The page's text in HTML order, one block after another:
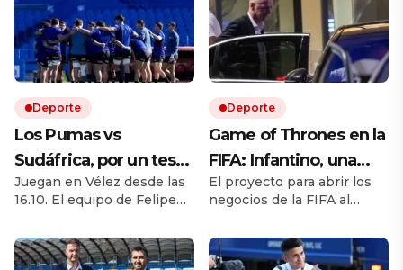
Deporte
Los Pumas vs
Sudáfrica, por un test
match EN VIVO: a qué
hora juegan,
formaciones y cómo
ver el partido
Juegan en Vélez desde las
16.10. El equipo de Felipe
cuatro debutantes. Por
ESPN y Disney +
Deporte
Game of Thrones en la
FIFA: Infantino, una
rebelión en marcha y
la batalla por el trono
El proyecto para abrir los
negocios de la FIFA al
fuerte disputa interna.
Europa cuestiona al